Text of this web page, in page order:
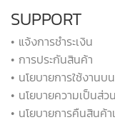
SUPPORT
• แจ้งการชำระเงิน
• การประกันสินค้า
• นโยบายการใช้งานบ
• นโยบายความเป็นส่ว
• นโยบายการคืนสินค้